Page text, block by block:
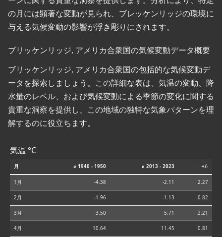
の月には顕著な変動が見られ、ブレッケンリッジの環境に
与える気候変動の影響が浮き彫りにされます。
ブリッケンリッジ, アメリカ合衆国の気候変動データ概要
ブリッケンリッジ, アメリカ合衆国の包括的な気候変動デ
ータを探索しましょう。この詳細な表は、気温の変動、降
水量のレベル、および気候変動による季節の変化に関する
貴重な洞察を提供し、この地域の独特な気象パターンを理
解するのに役立ちます。
気温 °C
月 ⌀ 1940 - 1950 ⌀ 2013 - 2023 +/-
1月 -4.38 -2.11 2.27
2月 -1.96 -1.13 0.82
3月 3.50 5.71 2.21
4月 10.64 11.45 0.81